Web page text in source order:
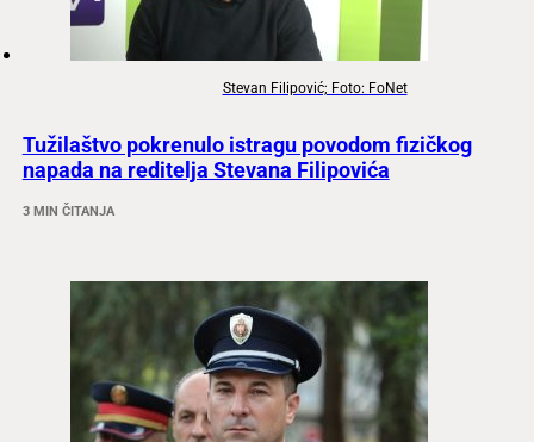
Stevan Filipović; Foto: FoNet
Tužilaštvo pokrenulo istragu povodom fizičkog
napada na reditelja Stevana Filipovića
3 MIN ČITANJA